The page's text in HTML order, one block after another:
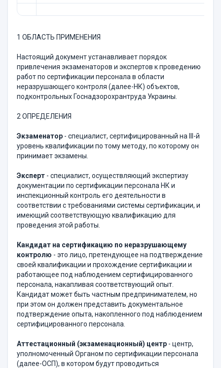
1 ОБЛАСТЬ ПРИМЕНЕНИЯ
Настоящий документ устанавливает порядок
привлечения экзаменаторов и экспертов к проведению
работ по сертификации персонала в области
неразрушающего контроля (далее-НК) объектов,
подконтрольных Госнадзорохрантруда Украины.
2 ОПРЕДЕЛЕНИЯ
Экзаменатор - специалист, сертифицированный на III-й
уровень квалификации по тому методу, по которому он
принимает экзамены.
Эксперт - специалист, осуществляющий экспертизу
документации по сертификации персонала НК и
инспекционный контроль его деятельности в
соответствии с требованиями системы сертификации, и
имеющий соответствующую квалификацию для
проведения этой работы.
Кандидат на сертификацию по неразрушающему
контролю - это лицо, претендующее на подтверждение
своей квалификации и прохождение сертификации и
работающее под наблюдением сертифицированного
персонала, накапливая соответствующий опыт.
Кандидат может быть частным предпринимателем, но
при этом он должен представить документальное
подтверждение опыта, накопленного под наблюдением
сертифицированного персонала.
Аттестационный (экзаменационный) центр - центр,
уполномоченный Органом по сертификации персонала
(далее-ОСП), в котором будут проводиться